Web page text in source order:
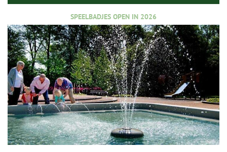
SPEELBADJES OPEN IN 2026